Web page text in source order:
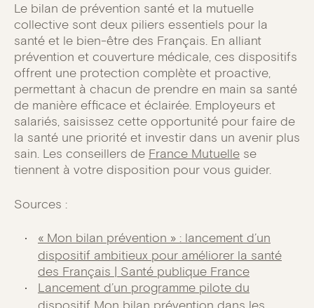
Le bilan de prévention santé et la mutuelle
collective sont deux piliers essentiels pour la
santé et le bien-être des Français. En alliant
prévention et couverture médicale, ces dispositifs
offrent une protection complète et proactive,
permettant à chacun de prendre en main sa santé
de manière efficace et éclairée. Employeurs et
salariés, saisissez cette opportunité pour faire de
la santé une priorité et investir dans un avenir plus
sain. Les conseillers de France Mutuelle se
tiennent à votre disposition pour vous guider.
Sources :
« Mon bilan prévention » : lancement d’un
dispositif ambitieux pour améliorer la santé
des Français | Santé publique France
Lancement d’un programme pilote du